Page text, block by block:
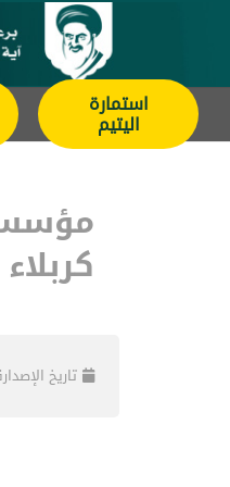
استمارة
اليتيم
تاريخ الإصدار